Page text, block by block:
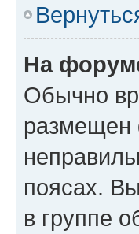
На
Обычно
размещен
поясах.
в группе